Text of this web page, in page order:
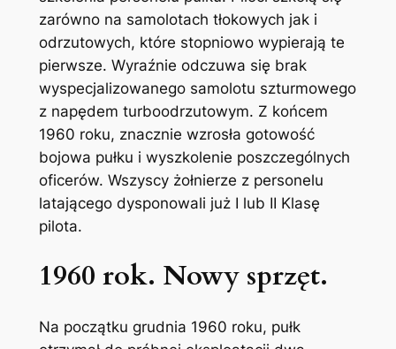
zarówno na samolotach tłokowych jak i
odrzutowych, które stopniowo wypierają te
pierwsze. Wyraźnie odczuwa się brak
wyspecjalizowanego samolotu szturmowego
z napędem turboodrzutowym. Z końcem
1960 roku, znacznie wzrosła gotowość
bojowa pułku i wyszkolenie poszczególnych
oficerów. Wszyscy żołnierze z personelu
latającego dysponowali już I lub II Klasę
pilota.
1960 rok. Nowy sprzęt.
Na początku grudnia 1960 roku, pułk